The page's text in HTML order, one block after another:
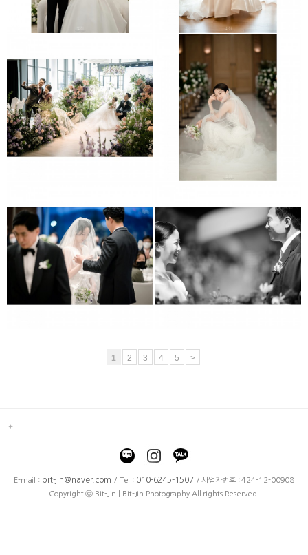
그랜드엠버서더 아펠가모 선릉
하얏트호텔 더채플앳논현
1 2 3 4 5 >
E-mail : bit-jin@naver.com / Tel : 010-6245-1507 / 사업자번호 : 424-12-00908
Copyright ⓒ Bit-Jin | Bit-Jin Photography All rights Reserved.